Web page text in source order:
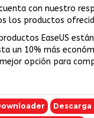
con nuestro
los productos
EaseUS
un 10% más
opción para